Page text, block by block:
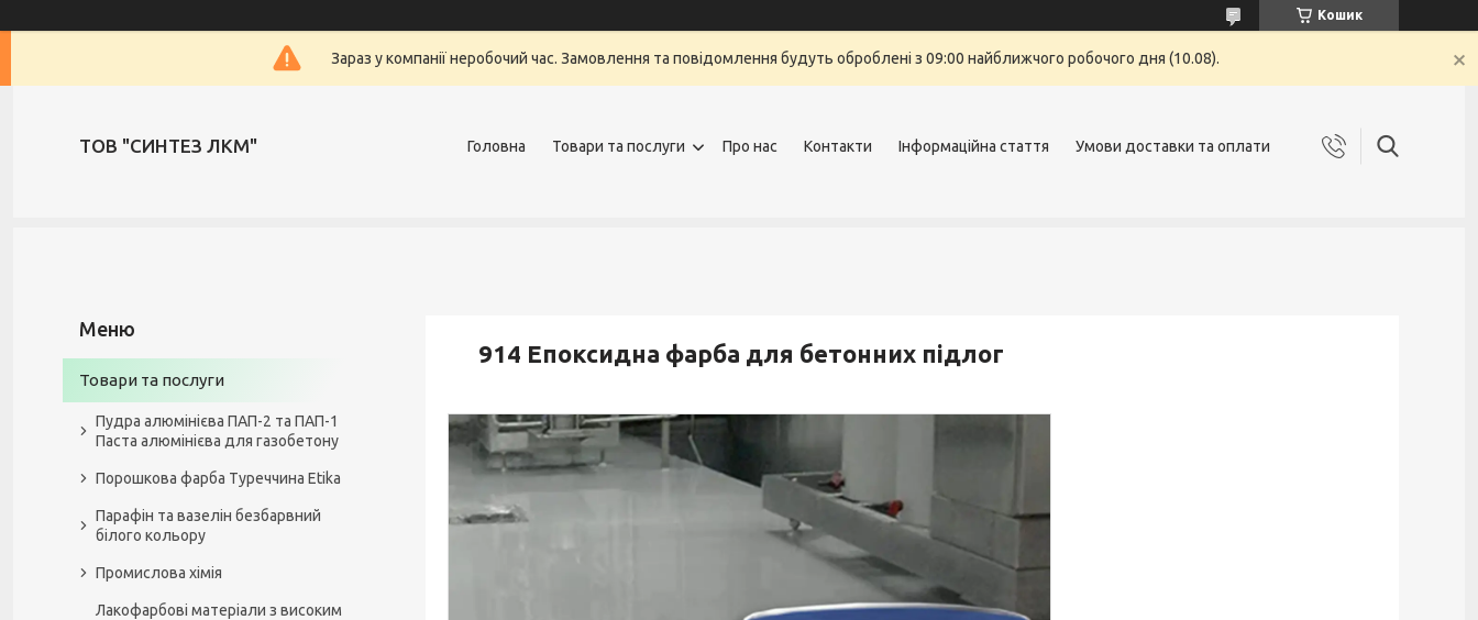
Кошик
Зараз у компанії неробочий час. Замовлення та повідомлення будуть оброблені з 09:00 найближчого робочого дня (10.08).
ТОВ "СИНТЕЗ ЛКМ" Головна Товари та послуги Про нас Контакти Інформаційна стаття Умови доставки та оплати
914 Епоксидна фарба для бетонних підлог
Товари та послуги
Пудра алюмінієва ПАП-2 та ПАП-1
Паста алюмінієва для газобетону
Порошкова фарба Туреччина Etika
Парафін та вазелін безбарвний
білого кольору
Промислова хімія
Лакофарбові матеріали з високим